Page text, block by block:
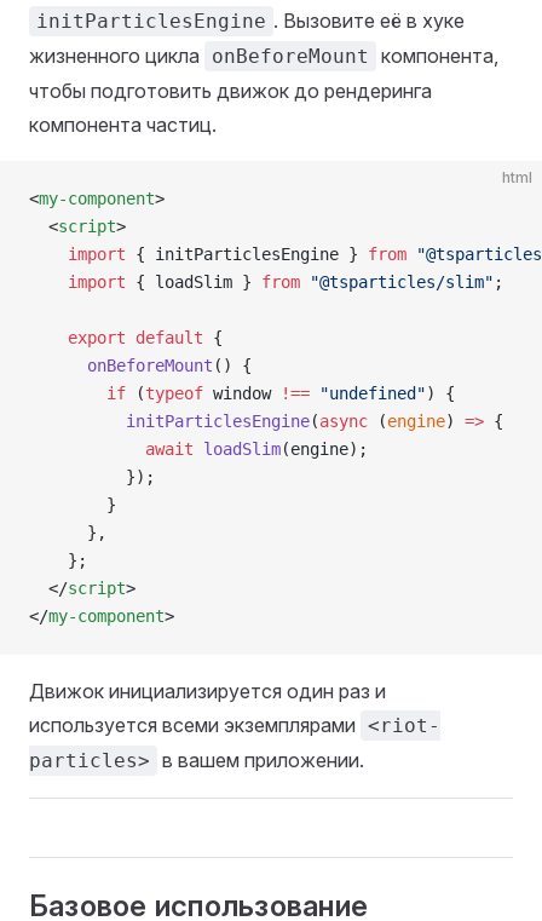
initParticlesEngine . Вызовите её в хуке
жизненного цикла
onBeforeMount
компонента,
чтобы подготовить движок до рендеринга
компонента частиц.
html
<my-component>
  <
script>
    import
{ initParticlesEngine } from
    import
{ loadSlim } from "@tsparticles/slim" ;
    export
default {
      onBeforeMount
() {
        if
(typeof window !== "undefined") {
          initParticlesEngine
(async (engine) => {
            await
loadSlim(engine);
          });
        }
      },
    };
  </
script>
</my-component>
Движок инициализируется один раз и
используется всеми экземплярами <riot-
particles> в вашем приложении.
Базовое использование